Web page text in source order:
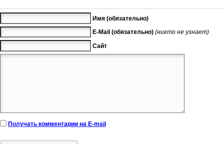
Имя (обязательно)
E-Mail (обязательно) (никто не узнает)
Сайт
Получать комментарии на E-mail